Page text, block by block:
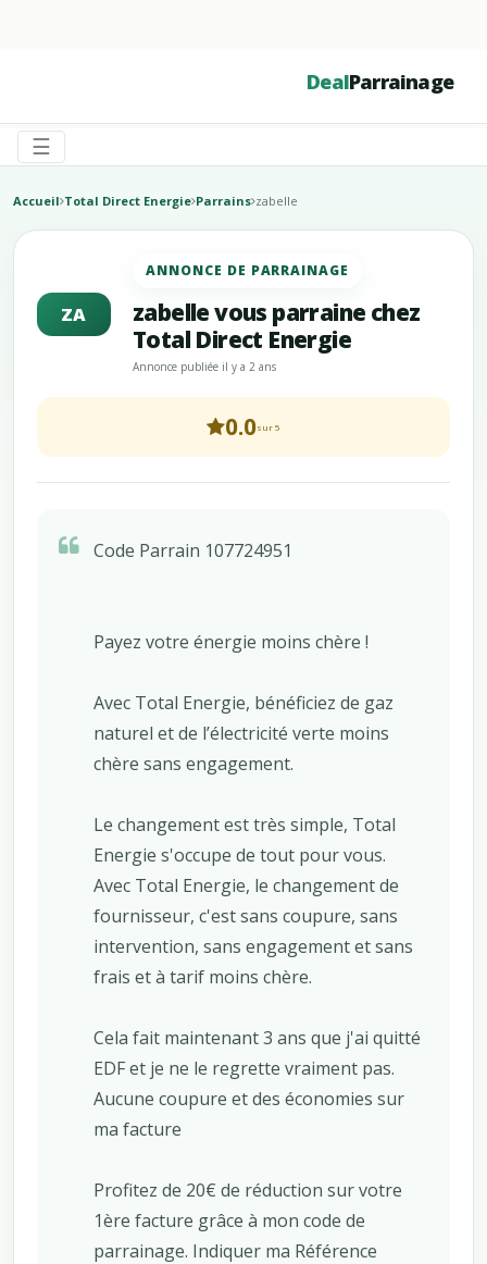
DealParrainage
☰
Accueil Total Direct Energie Parrains zabelle
ZA
ANNONCE DE PARRAINAGE
zabelle vous parraine chez
Total Direct Energie
Annonce publiée il y a 2 ans
0.0sur 5
Code Parrain 107724951
Payez votre énergie moins chère !
Avec Total Energie, bénéficiez de gaz
naturel et de l’électricité verte moins
chère sans engagement.
Le changement est très simple, Total
Energie s'occupe de tout pour vous.
Avec Total Energie, le changement de
fournisseur, c'est sans coupure, sans
intervention, sans engagement et sans
frais et à tarif moins chère.
Cela fait maintenant 3 ans que j'ai quitté
EDF et je ne le regrette vraiment pas.
Aucune coupure et des économies sur
ma facture
Profitez de 20€ de réduction sur votre
1ère facture grâce à mon code de
parrainage. Indiquer ma Référence